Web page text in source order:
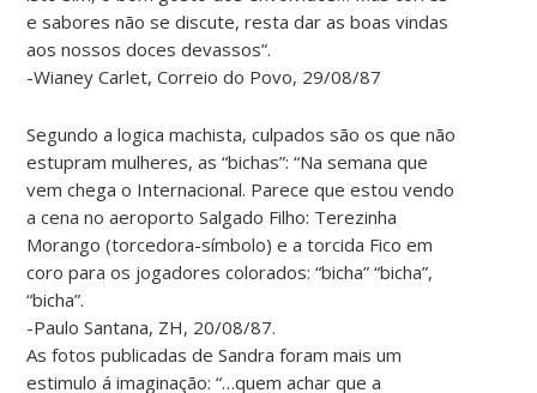
e sabores não se discute, resta dar as boas vindas
aos nossos doces devassos”.
-Wianey Carlet, Correio do Povo, 29/08/87
Segundo a logica machista, culpados são os que não
estupram mulheres, as “bichas”: “Na semana que
vem chega o Internacional. Parece que estou vendo
a cena no aeroporto Salgado Filho: Terezinha
Morango (torcedora-símbolo) e a torcida Fico em
coro para os jogadores colorados: “bicha” “bicha”,
“bicha”.
-Paulo Santana, ZH, 20/08/87.
As fotos publicadas de Sandra foram mais um
estimulo á imaginação: “…quem achar que a